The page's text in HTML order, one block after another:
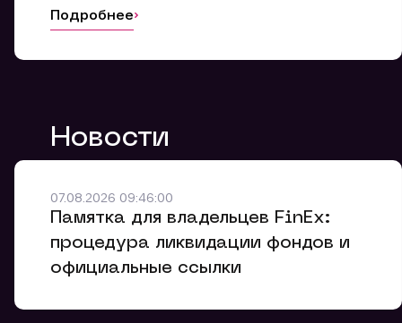
Подробнее
Новости
07.08.2026 09:46:00
Памятка для владельцев FinEx:
процедура ликвидации фондов и
официальные ссылки
Ваше